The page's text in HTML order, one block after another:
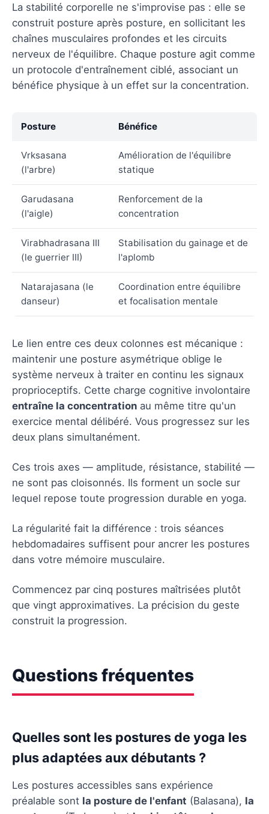
La stabilité corporelle ne s'improvise pas : elle se
construit posture après posture, en sollicitant les
chaînes musculaires profondes et les circuits
nerveux de l'équilibre. Chaque posture agit comme
un protocole d'entraînement ciblé, associant un
bénéfice physique à un effet sur la concentration.
Posture Bénéfice
Vrksasana
(l'arbre)
Amélioration de l'équilibre
statique
Garudasana
(l'aigle)
Renforcement de la
concentration
Virabhadrasana III
(le guerrier III)
Stabilisation du gainage et de
l'aplomb
Natarajasana (le
danseur)
Coordination entre équilibre
et focalisation mentale
Le lien entre ces deux colonnes est mécanique :
maintenir une posture asymétrique oblige le
système nerveux à traiter en continu les signaux
proprioceptifs. Cette charge cognitive involontaire
entraîne la concentration au même titre qu'un
exercice mental délibéré. Vous progressez sur les
deux plans simultanément.
Ces trois axes — amplitude, résistance, stabilité —
ne sont pas cloisonnés. Ils forment un socle sur
lequel repose toute progression durable en yoga.
La régularité fait la différence : trois séances
hebdomadaires suffisent pour ancrer les postures
dans votre mémoire musculaire.
Commencez par cinq postures maîtrisées plutôt
que vingt approximatives. La précision du geste
construit la progression.
Questions fréquentes
Quelles sont les postures de yoga les
plus adaptées aux débutants ?
Les postures accessibles sans expérience
préalable sont la posture de l'enfant (Balasana), la